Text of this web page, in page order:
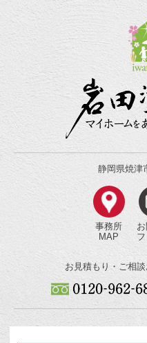
静岡県焼津
事務所
MAP
お見積もり・ご相談